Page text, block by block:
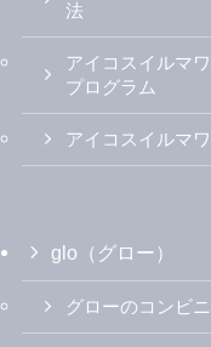
法
アイコスイルマ
プログラム
アイコスイルマ
glo（グロー）
グローのコンビ